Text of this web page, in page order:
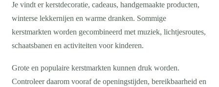
Je vindt er kerstdecoratie, cadeaus, handgemaakte producten,
winterse lekkernijen en warme dranken. Sommige
kerstmarkten worden gecombineerd met muziek, lichtjesroutes,
schaatsbanen en activiteiten voor kinderen.
Grote en populaire kerstmarkten kunnen druk worden.
Controleer daarom vooraf de openingstijden, bereikbaarheid en